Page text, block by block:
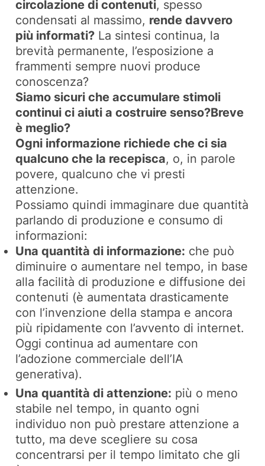
circolazione di contenuti, spesso
condensati al massimo, rende davvero
più informati? La sintesi continua, la
brevità permanente, l’esposizione a
frammenti sempre nuovi produce
conoscenza?
Siamo sicuri che accumulare stimoli
continui ci aiuti a costruire senso?Breve
è meglio?
Ogni informazione richiede che ci sia
qualcuno che la recepisca, o, in parole
povere, qualcuno che vi presti
attenzione.
Possiamo quindi immaginare due quantità
parlando di produzione e consumo di
informazioni:
Una quantità di informazione: che può
diminuire o aumentare nel tempo, in base
alla facilità di produzione e diffusione dei
contenuti (è aumentata drasticamente
con l’invenzione della stampa e ancora
più ripidamente con l’avvento di internet.
Oggi continua ad aumentare con
l’adozione commerciale dell’IA
generativa).
Una quantità di attenzione: più o meno
stabile nel tempo, in quanto ogni
individuo non può prestare attenzione a
tutto, ma deve scegliere su cosa
concentrarsi per il tempo limitato che gli